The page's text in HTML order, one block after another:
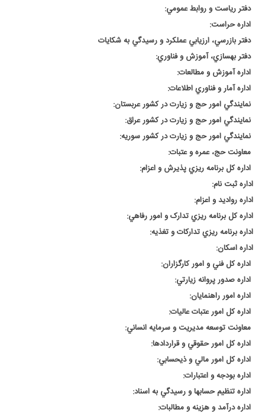
دفتر رياست و روابط عمومي:
اداره حراست:
دفتر بازرسي، ارزيابي عملکرد و رسيدگي به شکايات
دفتر بهسازي، آموزش و فناوري:
اداره آموزش و مطالعات:
اداره آمار و فناوري اطلاعات:
نمايندگي امور حج و زيارت در کشور عربستان:
نمايندگي امور حج و زيارت در کشور عراق:
نمايندگي امور حج و زيارت در کشور سوريه:
معاونت حج، عمره و عتبات:
اداره کل برنامه ريزي پذيرش و اعزام:
اداره ثبت نام:
اداره رواديد و اعزام:
اداره کل برنامه ريزي تدارک و امور رفاهي:
اداره برنامه ريزي تدارکات و تغذيه:
اداره اسکان:
اداره کل فني و امور کارگزاران:
اداره صدور پروانه زيارتي:
اداره امور راهنمايان:
اداره کل امور عتبات عاليات:
معاونت توسعه مديريت و سرمايه انساني:
اداره کل امور حقوقي و قراردادها:
اداره کل امور مالي و ذيحسابي:
اداره بودجه و اعتبارات:
اداره تنظيم حسابها و رسيدگي به اسناد:
اداره درآمد و هزينه و مطالبات: